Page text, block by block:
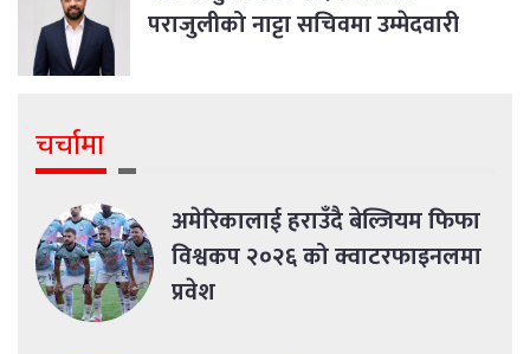
पराजुलीको नाट्टा सचिवमा उम्मेदवारी
चर्चामा
अमेरिकालाई हराउँदै बेल्जियम फिफा
विश्वकप २०२६ को क्वाटरफाइनलमा
प्रवेश